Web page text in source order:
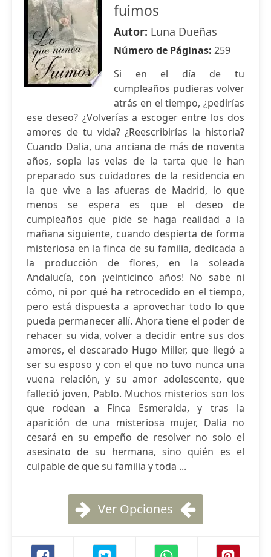
fuimos
Autor: Luna Dueñas
Número de Páginas: 259
Si en el día de tu
cumpleaños pudieras volver
atrás en el tiempo, ¿pedirías
ese deseo? ¿Volverías a escoger entre los dos
amores de tu vida? ¿Reescribirías la historia?
Cuando Dalia, una anciana de más de noventa
años, sopla las velas de la tarta que le han
preparado sus cuidadores de la residencia en
la que vive a las afueras de Madrid, lo que
menos se espera es que el deseo de
cumpleaños que pide se haga realidad a la
mañana siguiente, cuando despierta de forma
misteriosa en la finca de su familia, dedicada a
la producción de flores, en la soleada
Andalucía, con ¡veinticinco años! No sabe ni
cómo, ni por qué ha retrocedido en el tiempo,
pero está dispuesta a aprovechar todo lo que
pueda permanecer allí. Ahora tiene el poder de
rehacer su vida, volver a decidir entre sus dos
amores, el descarado Hugo Miller, que llegó a
ser su esposo y con el que no tuvo nunca una
vuena relación, y su amor adolescente, que
falleció joven, Pablo. Muchos misterios son los
que rodean a Finca Esmeralda, y tras la
aparición de una misteriosa mujer, Dalia no
cesará en su empeño de resolver no solo el
asesinato de su hermana, sino quién es el
culpable de que su familia y toda ...
Ver Opciones